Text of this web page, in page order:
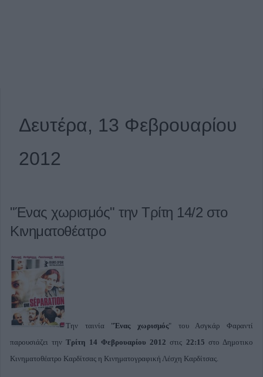
Δευτέρα, 13 Φεβρουαρίου
2012
"Ένας χωρισμός" την Τρίτη 14/2 στο
Κινηματοθέατρο
Την ταινία "Ένας χωρισμός" του Ασγκάρ Φαραντί
παρουσιάζει τηνΤρίτη 14 Φεβρουαρίου 2012 στις 22:15 στο Δημοτικο
Κινηματοθέατρο Καρδίτσας η Κινηματογραφική Λέσχη Καρδίτσας.